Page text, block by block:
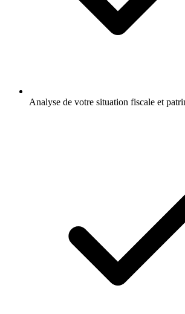
Analyse de votre situation fiscale et